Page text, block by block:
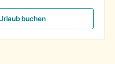
buchen